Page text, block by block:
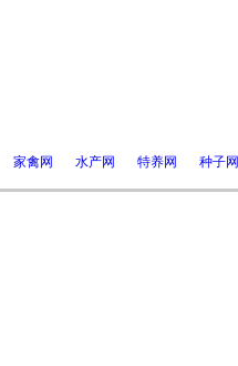
家禽网 水产网 特养网 种子网